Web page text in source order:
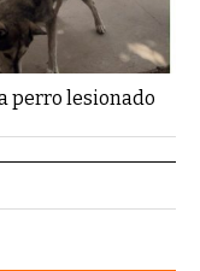
perro lesionado